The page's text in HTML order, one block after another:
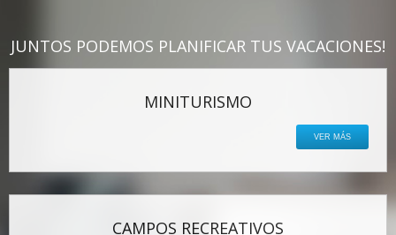
JUNTOS PODEMOS PLANIFICAR TUS VACACIONES!
MINITURISMO
VER MÁS
CAMPOS RECREATIVOS